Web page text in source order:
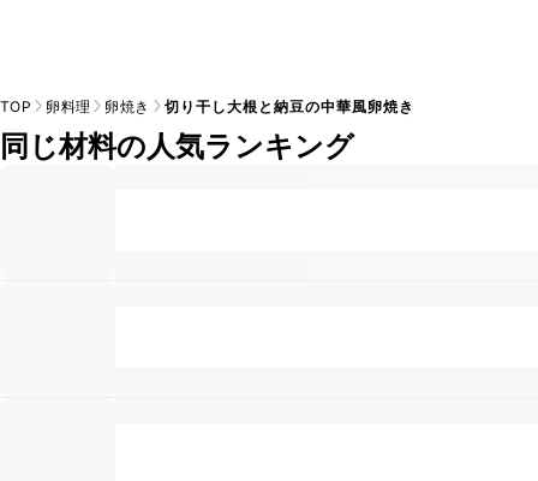
TOP 卵料理 卵焼き 切り干し大根と納豆の中華風卵焼き
同じ材料の人気ランキング